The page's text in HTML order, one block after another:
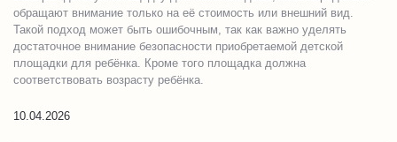
обращают внимание только на её стоимость или внешний вид.
Такой подход может быть ошибочным, так как важно уделять
достаточное внимание безопасности приобретаемой детской
площадки для ребёнка. Кроме того площадка должна
соответствовать возрасту ребёнка.
10.04.2026